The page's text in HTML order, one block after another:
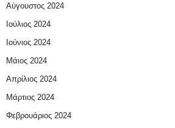
Αύγουστος 2024
Ιούλιος 2024
Ιούνιος 2024
Μάιος 2024
Απρίλιος 2024
Μάρτιος 2024
Φεβρουάριος 2024